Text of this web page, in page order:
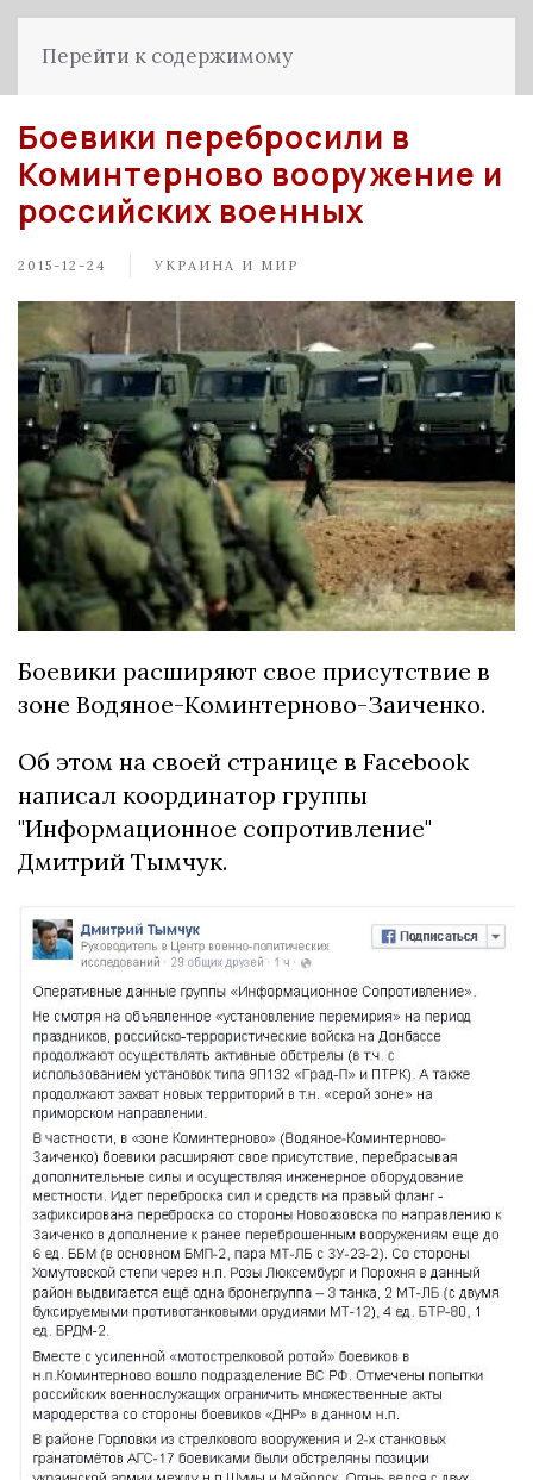
Перейти к содержимому
Боевики перебросили в
Коминтерново вооружение и
российских военных
2015-12-24 УКРАИНА И МИР
Боевики расширяют свое присутствие в
зоне Водяное-Коминтерново-Заиченко.
Об этом на своей странице в Facebook
написал координатор группы
"Информационное сопротивление"
Дмитрий Тымчук.